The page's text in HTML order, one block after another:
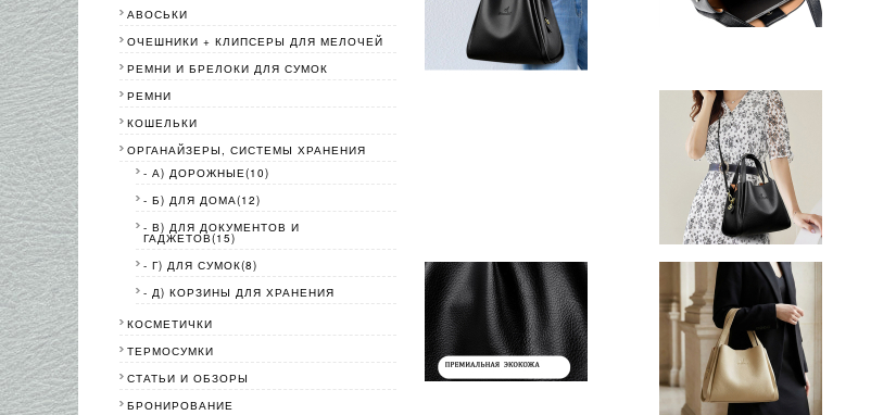
АВОСЬКИ
ОЧЕШНИКИ + КЛИПСЕРЫ ДЛЯ МЕЛОЧЕЙ
РЕМНИ И БРЕЛОКИ ДЛЯ СУМОК
РЕМНИ
КОШЕЛЬКИ
ОРГАНАЙЗЕРЫ, СИСТЕМЫ ХРАНЕНИЯ
- А) ДОРОЖНЫЕ(10)
- Б) ДЛЯ ДОМА(12)
- В) ДЛЯ ДОКУМЕНТОВ И
ГАДЖЕТОВ(15)
- Г) ДЛЯ СУМОК(8)
- Д) КОРЗИНЫ ДЛЯ ХРАНЕНИЯ
КОСМЕТИЧКИ
ТЕРМОСУМКИ
СТАТЬИ И ОБЗОРЫ
БРОНИРОВАНИЕ